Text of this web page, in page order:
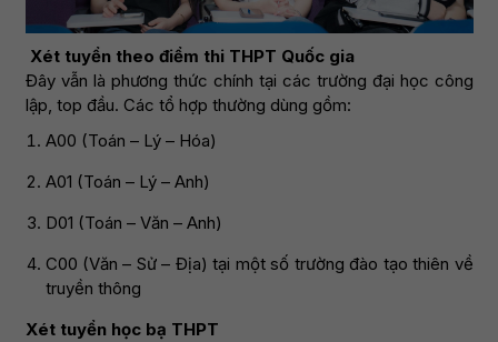
Xét tuyển theo điểm thi THPT Quốc gia
Đây vẫn là phương thức chính tại các trường đại học công
lập, top đầu. Các tổ hợp thường dùng gồm:
A00 (Toán – Lý – Hóa)
A01 (Toán – Lý – Anh)
D01 (Toán – Văn – Anh)
C00 (Văn – Sử – Địa) tại một số trường đào tạo thiên về
truyền thông
Xét tuyển học bạ THPT